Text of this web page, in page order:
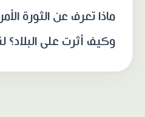
ماذا تعرف عن الثورة
وكيف أثرت على البلاد؟